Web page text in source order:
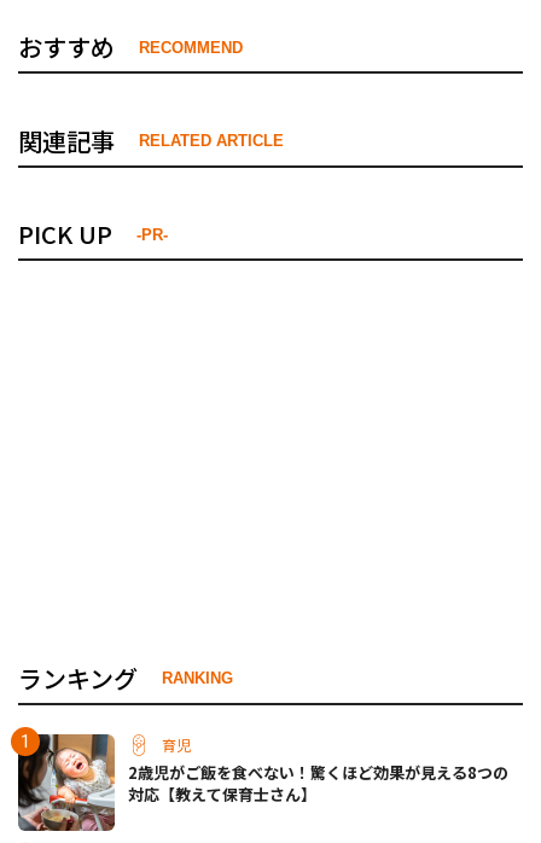
おすすめ RECOMMEND
関連記事 RELATED ARTICLE
PICK UP -PR-
ランキング RANKING
育児
2歳児がご飯を食べない！驚くほど効果が見える8つの
対応【教えて保育士さん】